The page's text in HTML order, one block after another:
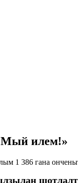
илем!»
1 386 гана